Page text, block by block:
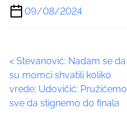
a
r
h
i
s
p
09/08/2024
P
o
s
< Stevanović: Nadam se da
su momci shvatili koliko
vrede; Udovičić: Pružićemo
sve da stignemo do finala